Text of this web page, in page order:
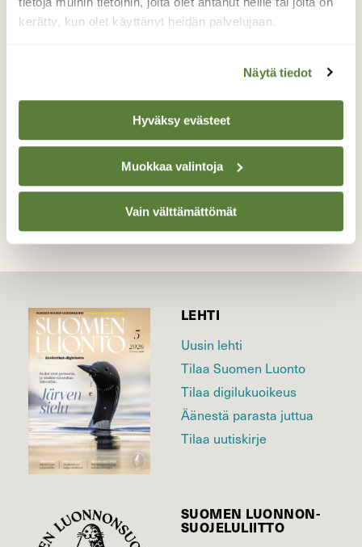
kerätty, kun olet käyttänyt heidän palvelujaan.
Näytä tiedot
Hyväksy evästeet
Muokkaa valintoja
Vain välttämättömät
Koskikara siinä näyttää moikkaavan ohi
lipuvia telkkiä. Telkät ovat talvehtineet
Valokuvaaja: Irja lehtinen, Lempäälä,
TAKAISIN LISTAAN
LEHTI
Uusin lehti
Tilaa Suomen Luonto
Tilaa digilukuoikeus
Äänestä parasta juttua
Tilaa uutiskirje
SUOMEN LUONNON­
SUOJELU­LIITTO